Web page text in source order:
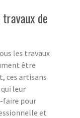
de
les travaux
être
ces artisans
leur
faire pour
et